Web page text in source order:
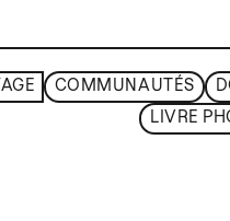
COMMUNAUTÉS
LIVRE